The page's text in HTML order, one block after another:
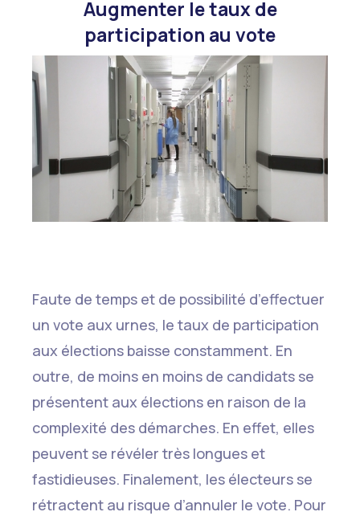
Augmenter le taux de
participation au vote
Faute de temps et de possibilité d’effectuer
un vote aux urnes, le taux de participation
aux élections baisse constamment. En
outre, de moins en moins de candidats se
présentent aux élections en raison de la
complexité des démarches. En effet, elles
peuvent se révéler très longues et
fastidieuses. Finalement, les électeurs se
rétractent au risque d’annuler le vote. Pour